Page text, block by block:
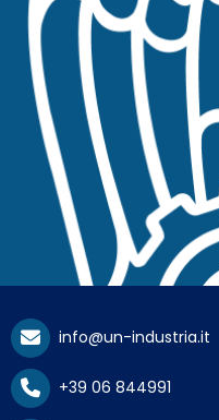
info@un-industria.it
+39 06 844991